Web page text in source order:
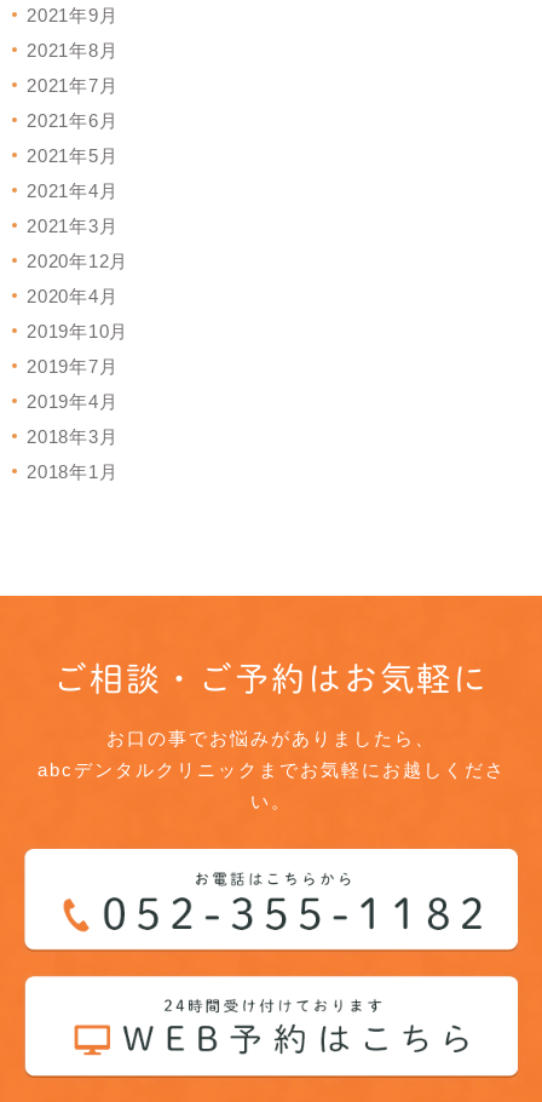
2021年9月
2021年8月
2021年7月
2021年6月
2021年5月
2021年4月
2021年3月
2020年12月
2020年4月
2019年10月
2019年7月
2019年4月
2018年3月
2018年1月
ご相談・ご予約はお気軽に
お口の事でお悩みがありましたら、
abcデンタルクリニックまでお気軽にお越しくださ
い。